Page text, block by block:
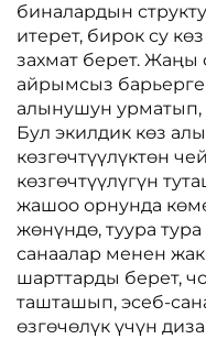
биналардын
итерет, бирок су
захмат берет.
айрымсыз
алынушун урматып,
Бул экилдик көз
көзгөчтүүлүктөн
көзгөчтүүлүгүн
жашоо орнунда
жөнүндө, туура
санаалар менен
шарттарды берет,
ташташып, эсеб-
өзгөчөлүк үчүн